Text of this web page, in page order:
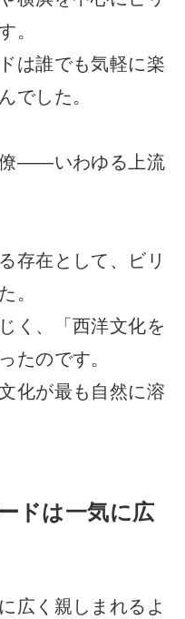
。
は誰でも気軽に楽
でした。
――いわゆる上流
存在として、ビリ
。
く、「西洋文化を
たのです。
化が最も自然に溶
ドは一気に広
広く親しまれるよ